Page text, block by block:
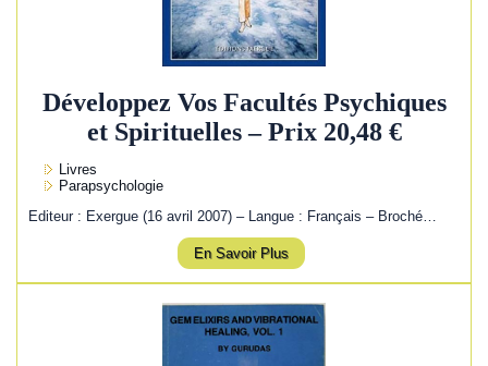
Développez Vos Facultés Psychiques
et Spirituelles – Prix 20,48 €
Livres
Parapsychologie
Editeur : Exergue (16 avril 2007) – Langue : Français – Broché…
En Savoir Plus